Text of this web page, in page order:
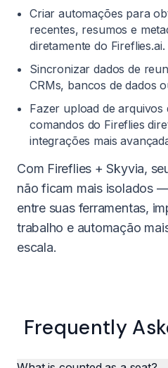
Criar automações para
recentes, resumos e
diretamente do Fireflies.ai.
Sincronizar dados de
CRMs, bancos de dados
Fazer upload de
comandos do Fireflies
integrações mais
Com Fireflies + Skyvia,
não ficam mais isolados
entre suas ferramentas,
trabalho e automação
escala.
Frequently